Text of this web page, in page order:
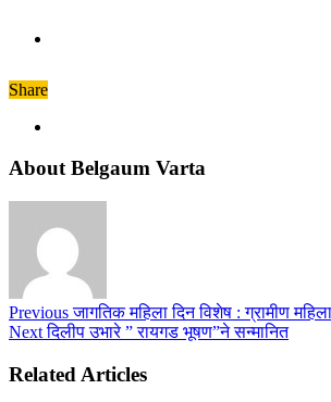
Share
About Belgaum Varta
Previousजागतिक महिला दिन विशेष : ग्रामीण
Nextदिलीप उभारे ” रायगड भूषण”ने सन्मानित
Related Articles